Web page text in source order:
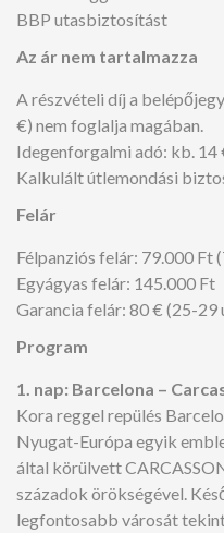
BBP utasbiztosítást
Az ár nem tartalmazza
A részvételi díj a
€) nem foglalja magában.
Idegenforgalmi adó: kb. 14
Kalkulált útlemondási
Felár
Félpanziós felár: 79.000 Ft
Egyágyas felár: 145.000 Ft
Garancia felár: 80 € (25-29
Program
1. nap: Barcelona –
Kora reggel repülés
Nyugat-Európa egyik
által körülvett
századok örökségével.
legfontosabb városát